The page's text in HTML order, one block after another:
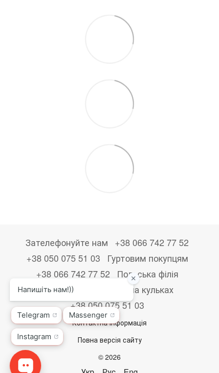
Зателефонуйте нам
+38 066 742 77 52
+38 050 075 51 03
Гуртовим покупцям
+38 066 742 77 52
Польська філія
+48533867723
Друк на кульках
+38 050 075 51 03
Контактна інформація
Повна версія сайту
© 2026